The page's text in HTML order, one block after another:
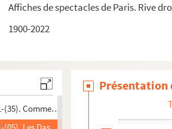
Affiches de spectacles de Paris. Rive
1900-2022
(53). Chanson plus bifluorée. Cuvée spéciale
(54). Fabrice Luchini et moi
(32). Chanson plus bifluorée. Vingt cinq ans
(25). Cher menteur
(35). Comme un arbre perché
Présentation